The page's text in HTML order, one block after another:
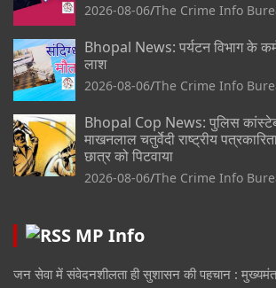
2026-08-06 The Crime Info
Bhopal News: पर्यटन विभाग के
लाश
2026-08-06 The Crime Info
Bhopal Cop News: पुलिस
माखनलाल चतुर्वेदी राष्ट्रीय
छात्र को पिटवाया
2026-08-06 The Crime Info
MP Info
जन सेवा में संवेदनशीलता ही सुशासन की पहचान :